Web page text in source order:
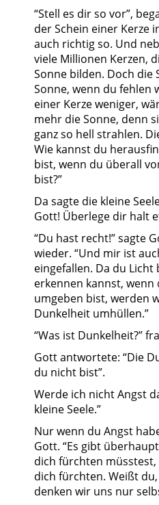
“Stell es dir so vor”,
der Schein einer Kerze
auch richtig so. Und
viele Millionen Kerzen,
Sonne bilden. Doch die
Sonne, wenn du fehlen
einer Kerze weniger,
mehr die Sonne, denn
ganz so hell strahlen.
Wie kannst du
bist, wenn du überall
bist?”
Da sagte die kleine
Gott! Überlege dir halt
“Du hast recht!” sagte
wieder. “Und mir ist
eingefallen. Da du
erkennen kannst,
umgeben bist, werden
Dunkelheit umhüllen.”
“Was ist Dunkelheit?”
Gott antwortete: “Die
du nicht bist”.
Werde ich nicht Angst
kleine Seele.”
Nur wenn du Angst
Gott. “Es gibt
dich fürchten
dich fürchten. Weißt
denken wir uns nur